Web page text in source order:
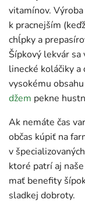
vitamínov.
k pracnejším
chĺpky a
Šípkový lekvár sa
linecké koláčiky
vysokému
džem pekne
Ak nemáte čas
občas kúpiť na
v
ktoré patrí aj naše
mať benefity
sladkej dobroty.